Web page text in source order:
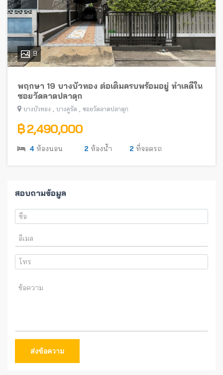
9
พฤกษา 19 บางบัวทอง ต่อเติมครบพร้อมอยู่ ทำเลดีใน
ซอยวัดลาดปลาดุก
บางบัวทอง บางคูรัด ซอยวัดลาดปลาดุก
฿ 2,490,000
4 ห้องนอน 2 ห้องน้ำ 2 ที่จอดรถ
สอบถามข้อมูล
ส่งข้อความ